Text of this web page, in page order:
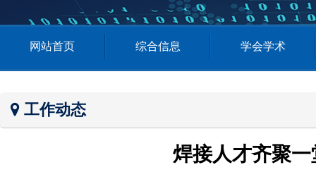
网站首页 综合信息 学会学术
工作动态
焊接人才齐聚